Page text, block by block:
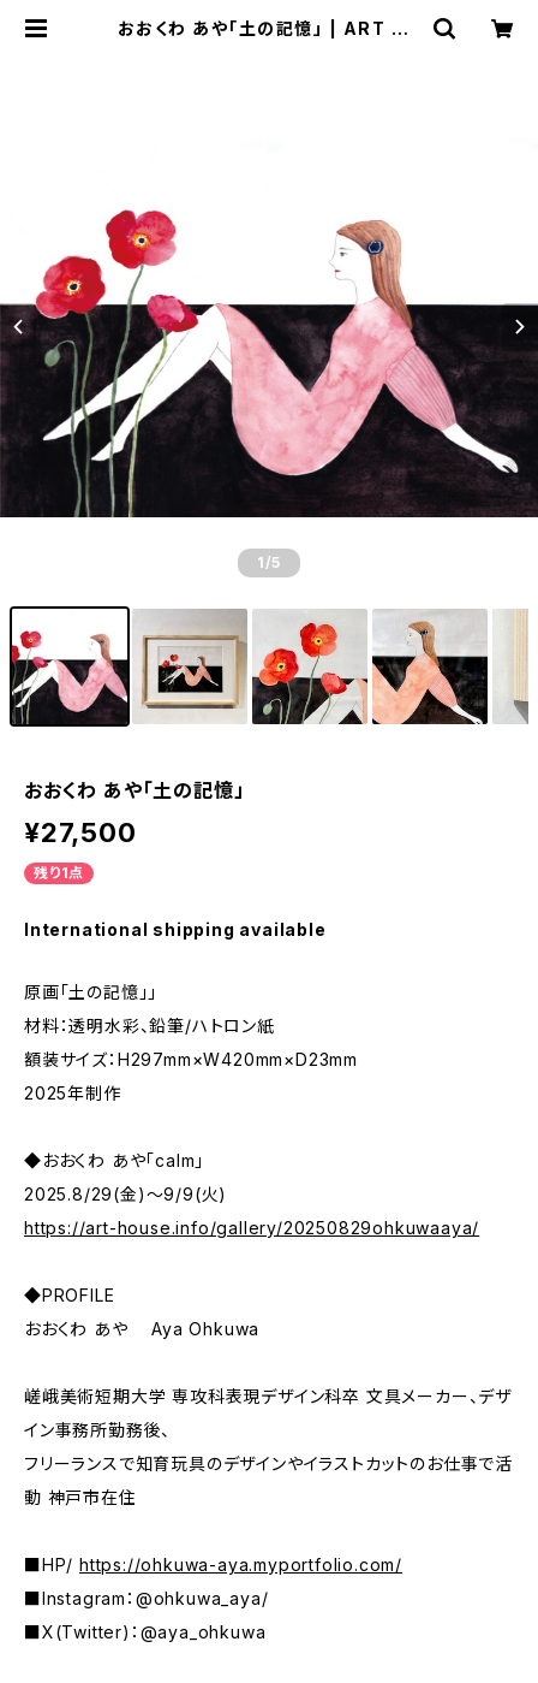
おおくわ あや「土の記憶」 | ART HO
1 /5
おおくわ あや「土の記憶」
¥27,500
残り1点
International shipping available
原画「土の記憶」」
材料：透明水彩、鉛筆/ハトロン紙
額装サイズ：H297mm×W420mm×D23mm
2025年制作
◆おおくわ あや「calm」
2025.8/29(金)～9/9(火)
https://art-house.info/gallery/20250829ohkuwaaya/
◆PROFILE
おおくわ あや Aya Ohkuwa
嵯峨美術短期大学 専攻科表現デザイン科卒 文具メーカー、デザ
イン事務所勤務後、
フリーランスで知育玩具のデザインやイラストカットのお仕事で活
動 神戸市在住
■HP/ https://ohkuwa-aya.myportfolio.com/
■Instagram：@ohkuwa_aya/
■X(Twitter)：@aya_ohkuwa